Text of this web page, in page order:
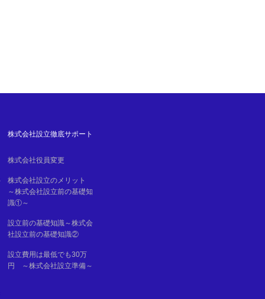
株式会社設立徹底サポート
株式会社役員変更
株式会社設立のメリット
～株式会社設立前の基礎知
識①～
設立前の基礎知識～株式会
社設立前の基礎知識②
設立費用は最低でも30万
円 ～株式会社設立準備～